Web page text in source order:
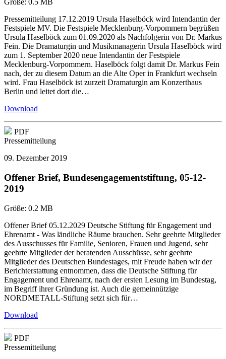
Größe: 0.5 MB
Pressemitteilung 17.12.2019 Ursula Haselböck wird Intendantin der
Festspiele MV. Die Festspiele Mecklenburg-Vorpommern begrüßen
Ursula Haselböck zum 01.09.2020 als Nachfolgerin von Dr. Markus
Fein. Die Dramaturgin und Musikmanagerin Ursula Haselböck wird
zum 1. September 2020 neue Intendantin der Festspiele
Mecklenburg-Vorpommern. Haselböck folgt damit Dr. Markus Fein
nach, der zu diesem Datum an die Alte Oper in Frankfurt wechseln
wird. Frau Haselböck ist zurzeit Dramaturgin am Konzerthaus
Berlin und leitet dort die…
Download
PDF
Pressemitteilung
09. Dezember 2019
Offener Brief, Bundesengagementstiftung, 05-12-
2019
Größe: 0.2 MB
Offener Brief 05.12.2029 Deutsche Stiftung für Engagement und
Ehrenamt - Was ländliche Räume brauchen. Sehr geehrte Mitglieder
des Ausschusses für Familie, Senioren, Frauen und Jugend, sehr
geehrte Mitglieder der beratenden Ausschüsse, sehr geehrte
Mitglieder des Deutschen Bundestages, mit Freude haben wir der
Berichterstattung entnommen, dass die Deutsche Stiftung für
Engagement und Ehrenamt, nach der ersten Lesung im Bundestag,
im Begriff ihrer Gründung ist. Auch die gemeinnützige
NORDMETALL-Stiftung setzt sich für…
Download
PDF
Pressemitteilung